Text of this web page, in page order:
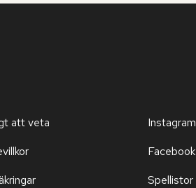
att veta
Instagram
Facebook
Spellistor